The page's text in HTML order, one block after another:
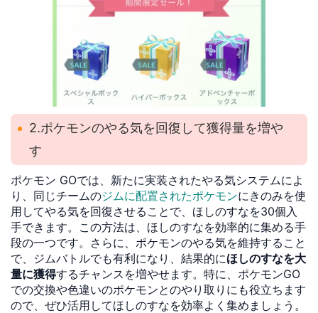
2.ポケモンのやる気を回復して獲得量を増や
す
ポケモン GOでは、新たに実装されたやる気システムによ
り、同じチームのジムに配置されたポケモンにきのみを使
用してやる気を回復させることで、ほしのすなを30個入
手できます。この方法は、ほしのすなを効率的に集める手
段の一つです。さらに、ポケモンのやる気を維持すること
で、ジムバトルでも有利になり、結果的にほしのすなを大
量に獲得するチャンスを増やせます。特に、ポケモンGO
での交換や色違いのポケモンとのやり取りにも役立ちます
ので、ぜひ活用してほしのすなを効率よく集めましょう。